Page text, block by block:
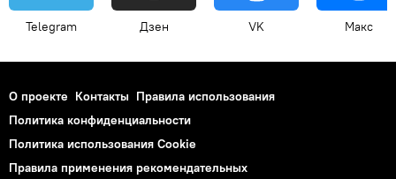
Telegram Дзен VK Макс
О проекте Контакты Правила использования
Политика конфиденциальности
Политика использования Cookie
Правила применения рекомендательных